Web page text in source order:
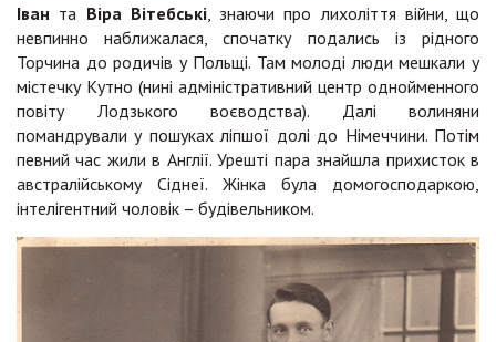
Іван та Віра Вітебські, знаючи про лихоліття війни, що
невпинно наближалася, спочатку подались із рідного
Торчина до родичів у Польщі. Там молоді люди мешкали у
містечку Кутно (нині адміністративний центр однойменного
повіту Лодзького воєводства). Далі волиняни
помандрували у пошуках ліпшої долі до Німеччини. Потім
певний час жили в Англії. Урешті пара знайшла прихисток в
австралійському Сіднеї. Жінка була домогосподаркою,
інтелігентний чоловік – будівельником.